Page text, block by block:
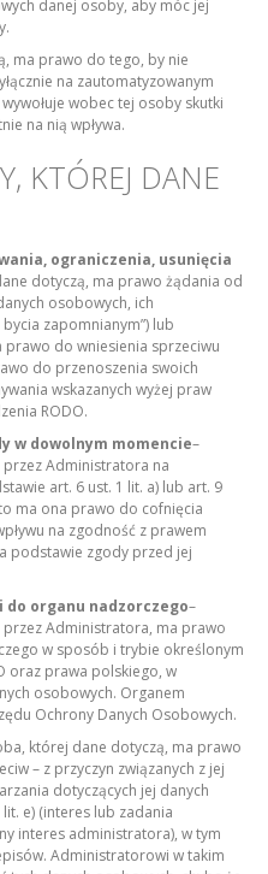
danej osoby, aby móc jej
ma prawo do tego, by nie
na zautomatyzowanym
wobec tej osoby skutki
na nią wpływa.
KTÓREJ DANE
ograniczenia, usunięcia
dotyczą, ma prawo żądania od
osobowych, ich
zapomnianym”) lub
do wniesienia sprzeciwu
do przenoszenia swoich
wskazanych wyżej praw
RODO.
w dowolnym momencie–
Administratora na
art. 6 ust. 1 lit. a) lub art. 9
ma ona prawo do cofnięcia
na zgodność z prawem
podstawie zgody przed jej
organu nadzorczego–
Administratora, ma prawo
w sposób i trybie określonym
oraz prawa polskiego, w
osobowych. Organem
Ochrony Danych Osobowych.
której dane dotyczą, ma prawo
– z przyczyn związanych z jej
dotyczących jej danych
e) (interes lub zadania
interes administratora), w tym
Administratorowi w takim